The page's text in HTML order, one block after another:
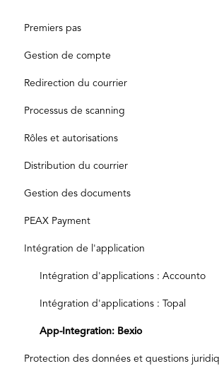
Premiers pas
Conditions préalables
Inscription
ID level
Aktivierungscode
Abonnements et tarifs
Gestion de compte
Compte privé
Business Account
Redirection du courrier
Avant l'activation
Après activation
Processus de scanning
Boîte de réception et numérisation
Traitement des documents
Envois spéciaux
Documents originaux
Entrées numériques
Rôles et autorisations
Distribution du courrier
Gestion des documents
Boîte aux lettres
Factures
Archives
PEAX Payment
Compte de transaction
Compte bancaire
Intégration de l'application
Intégration d'applications : Accounto
Intégration d'applications : Topal
App-Integration: Bexio
Protection des données et questions